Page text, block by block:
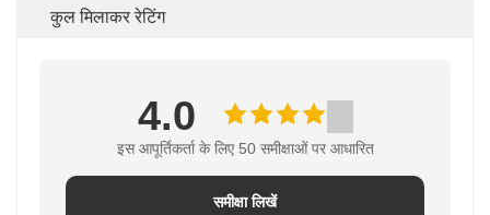
कुल मिलाकर रेटिंग
4.0
इस आपूर्तिकर्ता के लिए 50 समीक्षाओं पर आधारित
समीक्षा लिखें